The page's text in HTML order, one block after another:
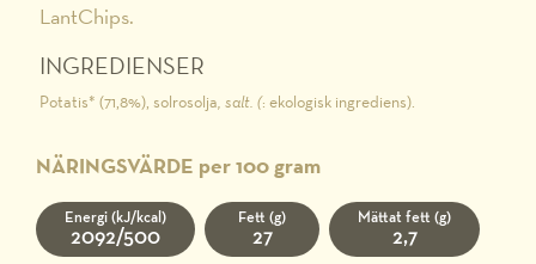
LantChips.
INGREDIENSER
Potatis* (71,8%), solrosolja, salt. (: ekologisk ingrediens).
NÄRINGSVÄRDE per 100 gram
Energi (kJ/kcal)
2092/500
Fett (g)
27
Mättat fett (g)
2,7